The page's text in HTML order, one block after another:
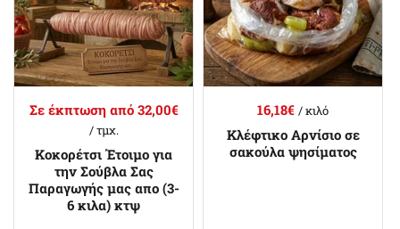
Σε έκπτωση από 32,00€
/ τμχ.
Κοκορέτσι Έτοιμο για
την Σούβλα Σας
Παραγωγής μας απο (3-
6 κιλα) κτψ
16,18€ / κιλό
Κλέφτικο Αρνίσιο σε
σακούλα ψησίματος